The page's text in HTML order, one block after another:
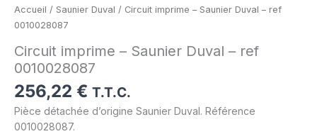
Accueil / Saunier Duval / Circuit imprime – Saunier Duval – ref
0010028087
Circuit imprime – Saunier Duval – ref
0010028087
256,22 € T.T.C.
Pièce détachée d’origine Saunier Duval. Référence
0010028087.